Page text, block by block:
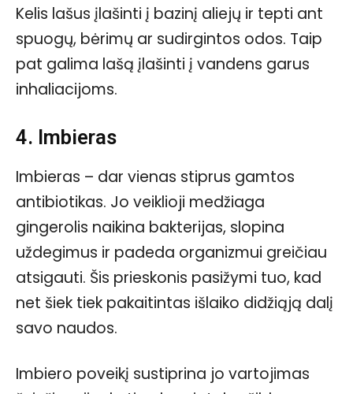
Kelis lašus įlašinti į bazinį aliejų ir tepti ant
spuogų, bėrimų ar sudirgintos odos. Taip
pat galima lašą įlašinti į vandens garus
inhaliacijoms.
4. Imbieras
Imbieras – dar vienas stiprus gamtos
antibiotikas. Jo veiklioji medžiaga
gingerolis naikina bakterijas, slopina
uždegimus ir padeda organizmui greičiau
atsigauti. Šis prieskonis pasižymi tuo, kad
net šiek tiek pakaitintas išlaiko didžiąją dalį
savo naudos.
Imbiero poveikį sustiprina jo vartojimas